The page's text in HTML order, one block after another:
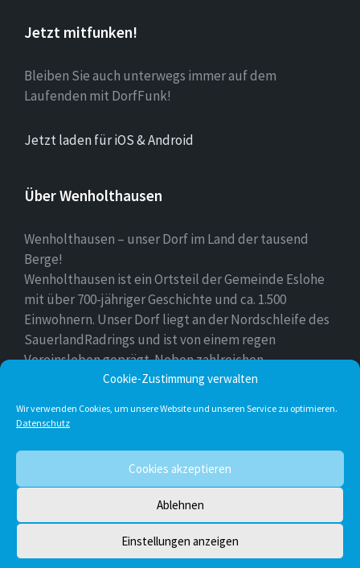
Cookie-Zustimmung verwalten
Wir verwenden Cookies, um unsere Website und unseren Service zu optimieren.
Datenschutz
Cookies akzeptieren
Ablehnen
Einstellungen anzeigen
Jetzt mitfunken!
Bleiben Sie auch unterwegs immer auf dem
Laufenden mit DorfFunk!
Jetzt laden für iOS & Android
Über Wenholthausen
Wenholthausen – unser Dorf im Land der tausend
Berge!
Wenholthausen ist ein Ortsteil der Gemeinde Eslohe
mit über 700-jähriger Geschichte und ca. 1.500
Einwohnern. Unser Dorf liegt an der Nordschleife des
SauerlandRadrings und ist von einem regen
Vereinsleben geprägt. Neben zahlreichen
Freizeitmöglichkeiten ist unser Ort für sein
Facebook Twitter
© 2026 Wenholthausen